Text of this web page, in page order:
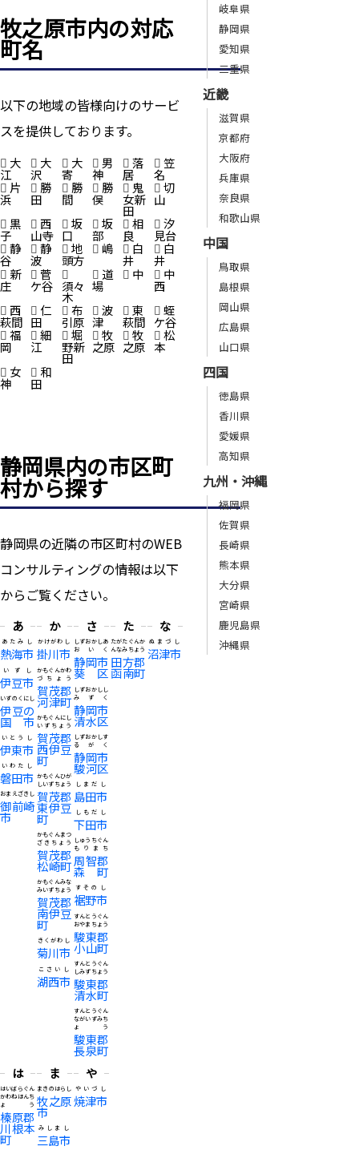
牧之原市内の対応
町名
以下の地域の皆様向けのサービ
スを提供しております。
大
江
大
沢
大
寄
男
神
落
居
笠
名
片
浜
勝
田
勝
間
勝
俣
鬼
女新
田
切
山
黒
子
西
山寺
坂
口
坂
部
相
良
汐
見台
静
谷
静
波
地
頭方
嶋 白
井
白
井
新
庄
菅
ケ谷 須々
木
道
場
中 中
西
西
萩間
仁
田
布
引原
波
津
東
萩間
蛭
ケ谷
福
岡
細
江
堀
野新
田
牧
之原
牧
之原
松
本
女
神
和
田
静岡県内の市区町
村から探す
静岡県の近隣の市区町村のWEB
コンサルティングの情報は以下
からご覧ください。
あ
熱海市
あたみし
伊豆市
いずし
伊豆の
国市
いずのくにし
伊東市
いとうし
磐田市
いわたし
御前崎
市
おまえざきし
か
掛川市
かけがわし
賀茂郡
河津町
かもぐんかわ
づちょう
賀茂郡
西伊豆
町
かもぐんにし
いずちょう
賀茂郡
東伊豆
町
かもぐんひが
しいずちょう
賀茂郡
松崎町
かもぐんまつ
ざきちょう
賀茂郡
南伊豆
町
かもぐんみな
みいずちょう
菊川市
きくがわし
湖西市
こさいし
さ
静岡市
葵区
しずおかしあ
おいく
静岡市
清水区
しずおかしし
みずく
静岡市
駿河区
しずおかしす
るがく
島田市
しまだし
下田市
しもだし
周智郡
森町
しゅうちぐん
もりまち
裾野市
すそのし
駿東郡
小山町
すんとうぐん
おやまちょう
駿東郡
清水町
すんとうぐん
しみずちょう
駿東郡
長泉町
すんとうぐん
ながいずみち
ょう
た
田方郡
函南町
たがたぐんか
んなみちょう
な
沼津市
ぬまづし
は
榛原郡
川根本
町
はいばらぐん
かわねほんち
ょう
ま
牧之原
市
まきのはらし
三島市
みしまし
や
焼津市
やいづし
岐阜県
静岡県
愛知県
三重県
近畿
滋賀県
京都府
大阪府
兵庫県
奈良県
和歌山県
中国
鳥取県
島根県
岡山県
広島県
山口県
四国
徳島県
香川県
愛媛県
高知県
九州・沖縄
福岡県
佐賀県
長崎県
熊本県
大分県
宮崎県
鹿児島県
沖縄県